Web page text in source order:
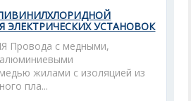
ЭЛЕКТРИЧЕСКИХ УСТАНОВОК
с медными,
жилами с изоляцией из
пла...